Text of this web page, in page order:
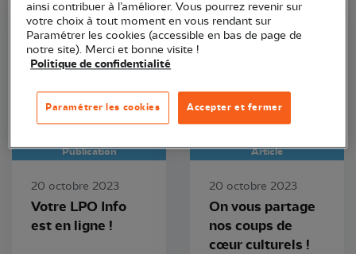
LPO Aquitaine
Publication
20 octobre 2023
Votre LPO Info
est en ligne !
LPO Aquitaine
Article
20 octobre 2023
On vous partage
nos coups de
cœur culturels !
ainsi contribuer à l’améliorer. Vous pourrez revenir sur
votre choix à tout moment en vous rendant sur
Paramétrer les cookies (accessible en bas de page de
notre site). Merci et bonne visite !
Politique de confidentialité
Accepter et fermer
Paramétrer les cookies